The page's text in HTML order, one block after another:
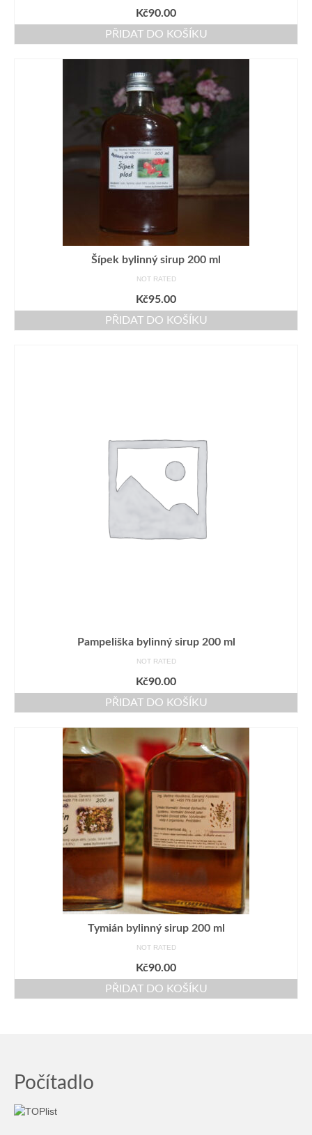
Kč90.00
PŘIDAT DO KOŠÍKU
Šípek bylinný sirup 200 ml
NOT RATED
Kč95.00
PŘIDAT DO KOŠÍKU
Pampeliška bylinný sirup 200 ml
NOT RATED
Kč90.00
PŘIDAT DO KOŠÍKU
Tymián bylinný sirup 200 ml
NOT RATED
Kč90.00
PŘIDAT DO KOŠÍKU
Počítadlo